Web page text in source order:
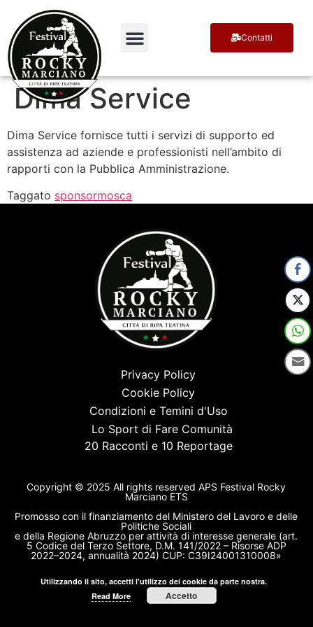
Contatti
Dima Service
Dima Service fornisce tutti i servizi di supporto ed
assistenza ad aziende e professionisti nell’ambito di
rapporti con la Pubblica Amministrazione.
Taggato sponsormosca
Privacy Policy
Cookie Policy
Condizioni e Temini d'Uso
Lo Sport di Fare Comunità
20 Racconti e 10 Reportage
Copyright © 2025 All rights reserved APS Festival Rocky
Marciano ETS
Promosso con il finanziamento del Ministero del Lavoro e delle
Politiche Sociali
e della Regione Abruzzo per attività di interesse generale (art.
5 Codice del Terzo Settore, D.M. 141/2022 – Risorse ADP
2022–2024, annualità 2024) CUP: C39I24001310008»
Utilizzando il sito, accetti l'utilizzo dei cookie da parte nostra.
Read More
Accetto